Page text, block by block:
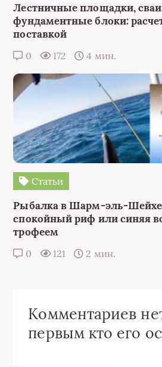
Лестничные площадки,
фундаментные блоки:
поставкой
0 172 4 мин.
Статьи
Рыбалка в Шарм-эль-
спокойный риф или синяя
трофеем
0 121 2 мин.
Комментариев
первым кто его